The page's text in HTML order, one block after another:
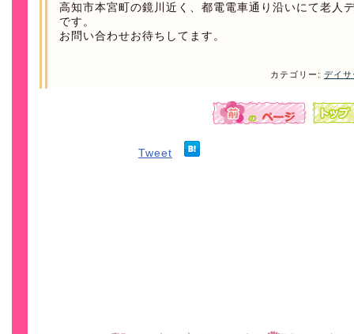
高知市本宮町の鏡川近く、都電電車通り沿いにて老人
です。
お問い合わせお待ちしてます。
カテゴリー: デイ
Tweet